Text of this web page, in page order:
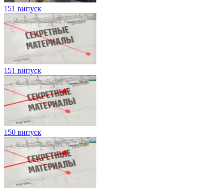
151 випуск
151 випуск
150 випуск